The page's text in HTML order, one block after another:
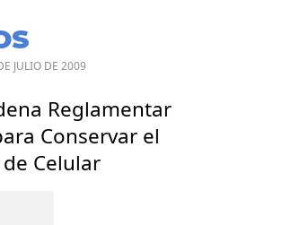
JULIO DE 2009
Reglamentar
Conservar el
Celular